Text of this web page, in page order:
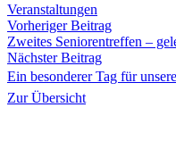
Veranstaltungen
Beitragsnavigation
Vorheriger BeitragVorheriger
Beitrag:
Zweites Seniorentreffen –
Nächster BeitragNächster
Beitrag:
Ein besonderer Tag für
Zur Übersicht